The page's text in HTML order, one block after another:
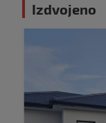
Izdvojeno